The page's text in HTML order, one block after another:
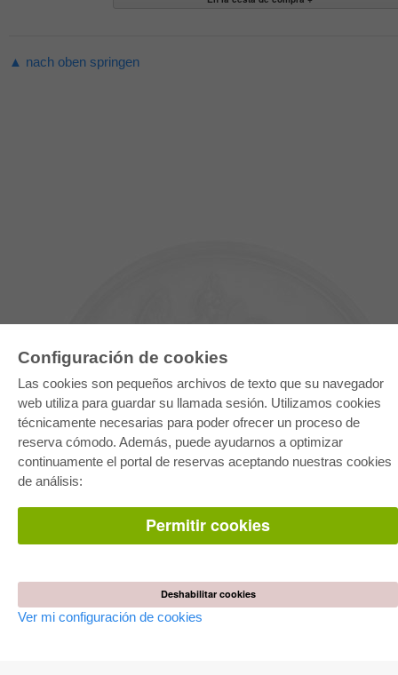
Configuración de cookies
Las cookies son pequeños archivos de texto que su navegador
web utiliza para guardar su llamada sesión. Utilizamos cookies
técnicamente necesarias para poder ofrecer un proceso de
reserva cómodo. Además, puede ayudarnos a optimizar
continuamente el portal de reservas aceptando nuestras cookies
de análisis:
Permitir cookies
Deshabilitar cookies
Ver mi configuración de cookies
▲ nach oben springen
E-COLLECTION
Paquete entero
Paquete de especialidades
Facilitación de E-Books
Preguntas mas frequentes(FAQ)
Condiciones